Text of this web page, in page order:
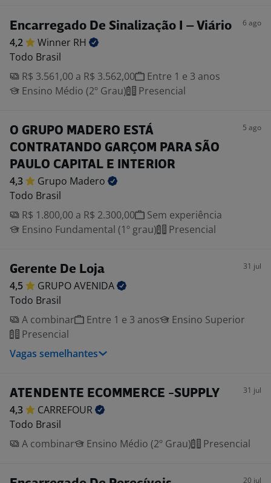
Encarregado De Sinalização I – Viário 6 ago
4,2 Winner RH
Todo Brasil
R$ 3.561,00 a R$ 3.562,00
Entre 1 e 3 anos
Ensino Médio (2º Grau)
Presencial
O GRUPO MADERO ESTÁ
CONTRATANDO GARÇOM PARA SÃO
PAULO CAPITAL E INTERIOR
5 ago
4,3 Grupo Madero
Todo Brasil
R$ 1.800,00 a R$ 2.300,00
Sem experiência
Ensino Fundamental (1º grau)
Presencial
Gerente De Loja 31 jul
4,5 GRUPOAVENIDA
Todo Brasil
A combinar
Entre 1 e 3 anos
Ensino Superior
Presencial
Vagas semelhantes
ATENDENTE ECOMMERCE -SUPPLY 31 jul
4,3
CARREFOUR
Todo Brasil
A combinar
Ensino Médio (2º Grau) Presencial
20 jul